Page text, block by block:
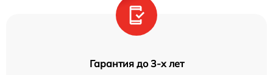
Гарантия до 3-х лет